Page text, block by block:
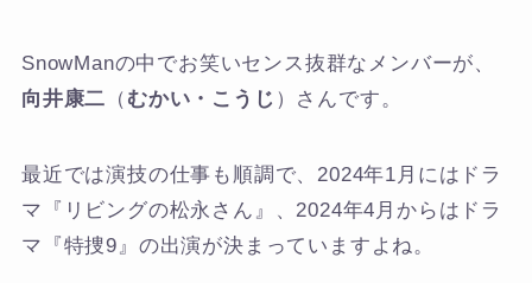
SnowManの中でお笑いセンス抜群なメンバーが、
向井康二 （ むかい・こうじ ）さんです。
最近では演技の仕事も順調で、2024年1月にはドラ
マ『リビングの松永さん』、2024年4月からはドラ
マ『特捜9』の出演が決まっていますよね。